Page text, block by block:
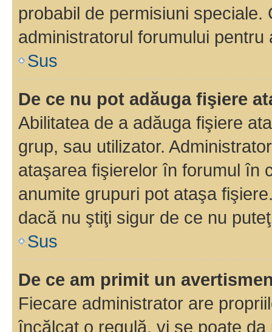
probabil de permisiuni
administratorul forumului pentru
Sus
De ce nu pot adăuga fişiere
Abilitatea de a adăuga fişiere
grup, sau utilizator.
ataşarea fişierelor în forumul în
anumite grupuri pot ataşa
dacă nu ştiţi sigur de ce nu
Sus
De ce am primit un
Fiecare administrator are
încălcat o regulă, vi se poate